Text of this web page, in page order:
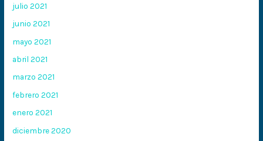
julio 2021
junio 2021
mayo 2021
abril 2021
marzo 2021
febrero 2021
enero 2021
diciembre 2020